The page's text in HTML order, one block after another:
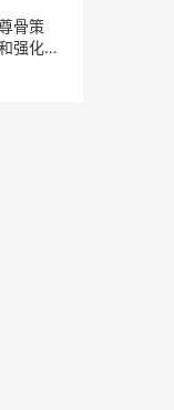
骨策
强化全